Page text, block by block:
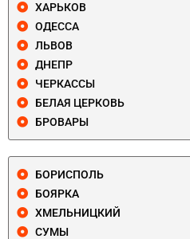
ХАРЬКОВ
ОДЕССА
ЛЬВОВ
ДНЕПР
ЧЕРКАССЫ
БЕЛАЯ ЦЕРКОВЬ
БРОВАРЫ
БОРИСПОЛЬ
БОЯРКА
ХМЕЛЬНИЦКИЙ
СУМЫ